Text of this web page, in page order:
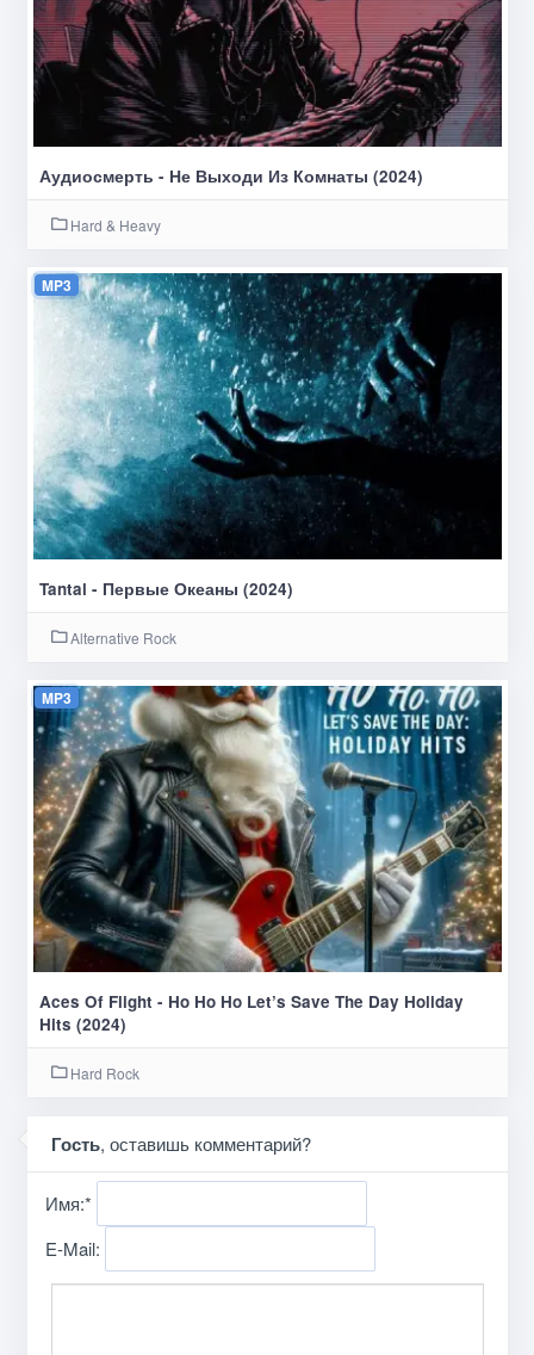
Аудиосмерть - Не Выходи Из Комнаты (2024)
Hard & Heavy
MP3
Tantal - Первые Океаны (2024)
Alternative Rock
MP3
Aces Of Flight - Ho Ho Ho Let’s Save The Day Holiday
Hits (2024)
Hard Rock
Гость, оставишь комментарий?
Имя:*
E-Mail: